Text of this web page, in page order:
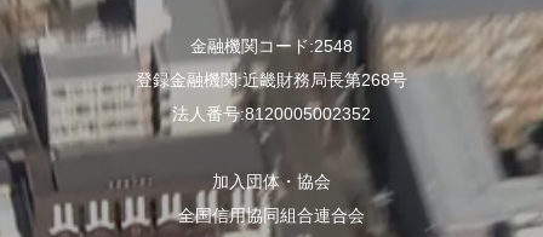
金融機関コード:2548
登録金融機関:近畿財務局長第268号
法人番号:8120005002352
加入団体・協会
全国信用協同組合連合会